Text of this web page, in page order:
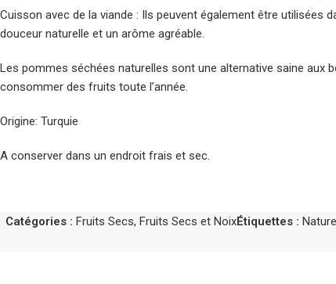
Cuisson avec de la viande : Ils peuvent également être utilisées
douceur naturelle et un arôme agréable.
Les pommes séchées naturelles sont une alternative saine aux
consommer des fruits toute l’année.
Origine: Turquie
A conserver dans un endroit frais et sec.
Catégories : Fruits Secs, Fruits Secs et NoixÉtiquettes :